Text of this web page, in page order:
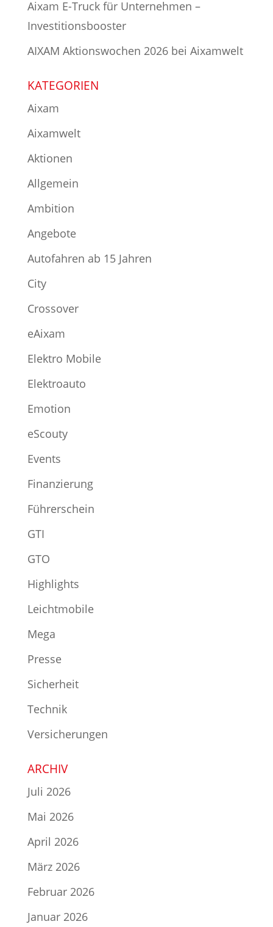
Aixam E-Truck für Unternehmen –
Investitionsbooster
AIXAM Aktionswochen 2026 bei Aixamwelt
KATEGORIEN
Aixam
Aixamwelt
Aktionen
Allgemein
Ambition
Angebote
Autofahren ab 15 Jahren
City
Crossover
eAixam
Elektro Mobile
Elektroauto
Emotion
eScouty
Events
Finanzierung
Führerschein
GTI
GTO
Highlights
Leichtmobile
Mega
Presse
Sicherheit
Technik
Versicherungen
ARCHIV
Juli 2026
Mai 2026
April 2026
März 2026
Februar 2026
Januar 2026